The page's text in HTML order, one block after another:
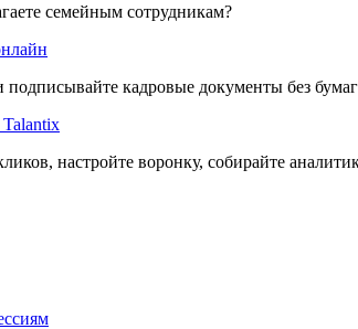
семейным сотрудникам?
подписывайте кадровые документы без
Talantix
настройте воронку, собирайте